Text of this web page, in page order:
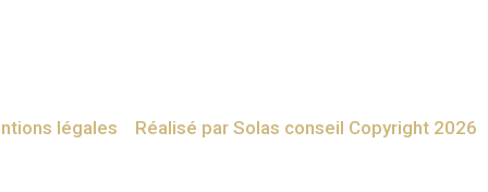
légales Réalisé par Solas conseil Copyright 2026